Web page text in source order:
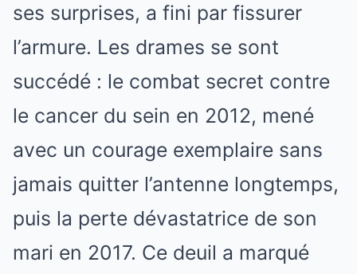
ses surprises, a fini par fissurer
l’armure. Les drames se sont
succédé : le combat secret contre
le cancer du sein en 2012, mené
avec un courage exemplaire sans
jamais quitter l’antenne longtemps,
puis la perte dévastatrice de son
mari en 2017. Ce deuil a marqué